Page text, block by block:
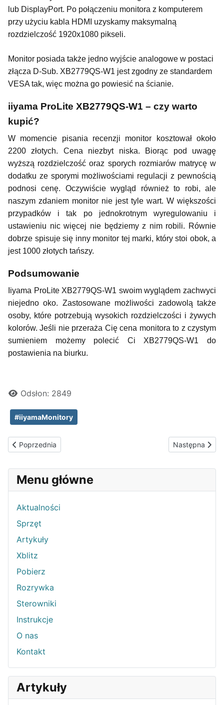
Menu główne
Aktualności
Sprzęt
Artykuły
Xblitz
Pobierz
Rozrywka
Sterowniki
Instrukcje
O nas
Kontakt
Artykuły
lub DisplayPort. Po połączeniu monitora z komputerem
przy użyciu kabla HDMI uzyskamy maksymalną
rozdzielczość 1920x1080 pikseli.
Monitor posiada także jedno wyjście analogowe w postaci
złącza D-Sub. XB2779QS-W1 jest zgodny ze standardem
VESA tak, więc można go powiesić na ścianie.
iiyama ProLite XB2779QS-W1 – czy warto
kupić?
W momencie pisania recenzji monitor kosztował około
2200 złotych. Cena niezbyt niska. Biorąc pod uwagę
wyższą rozdzielczość oraz sporych rozmiarów matrycę w
dodatku ze sporymi możliwościami regulacji z pewnością
podnosi cenę. Oczywiście wygląd również to robi, ale
naszym zdaniem monitor nie jest tyle wart. W większości
przypadków i tak po jednokrotnym wyregulowaniu i
ustawieniu nic więcej nie będziemy z nim robili. Równie
dobrze spisuje się inny monitor tej marki, który stoi obok, a
jest 1000 złotych tańszy.
Podsumowanie
Iiyama ProLite XB2779QS-W1 swoim wyglądem zachwyci
niejedno oko. Zastosowane możliwości zadowolą także
osoby, które potrzebują wysokich rozdzielczości i żywych
kolorów. Jeśli nie przeraża Cię cena monitora to z czystym
sumieniem możemy polecić Ci XB2779QS-W1 do
postawienia na biurku.
Odsłon: 2849
#iiyamaMonitory
Poprzednia strona: Recenzja monitora iiyama XUB2792UHSU –
Poprzednia Następna
Następna